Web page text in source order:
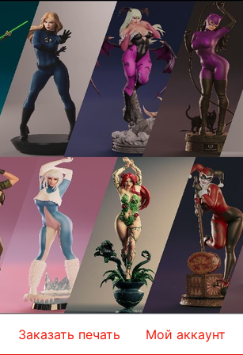
Заказать печать Мой аккаунт